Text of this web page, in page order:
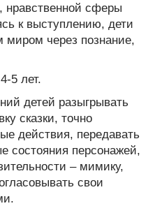
нравственной сферы
к выступлению, дети
через познание,
5 лет.
детей разыгрывать
сказки, точно
действия, передавать
состояния персонажей,
– мимику,
свои